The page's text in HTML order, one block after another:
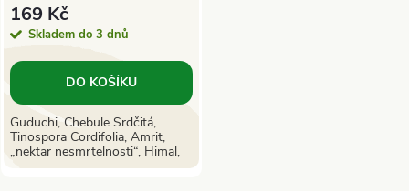
169 Kč
Skladem do 3 dnů
DO KOŠÍKU
Guduchi, Chebule Srdčitá,
Tinospora Cordifolia, Amrit,
„nektar nesmrtelnosti“, Himal,